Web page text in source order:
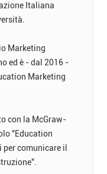
Italiana
Marketing
ed è - dal 2016 -
Marketing
con la McGraw-
"Education
comunicare il